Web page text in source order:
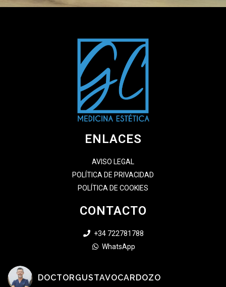
ENLACES
AVISO LEGAL
POLÍTICA DE PRIVACIDAD
POLÍTICA DE COOKIES
CONTACTO
+34 722781788
WhatsApp
DOCTORGUSTAVOCARDOZO